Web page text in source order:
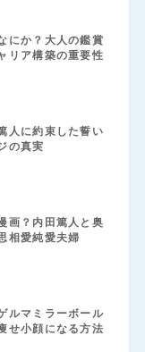
にか？大人の鑑賞
リア構築の重要性
人に約束した誓い
の真実
画？内田篤人と奥
相愛純愛夫婦
ルマミラーボール
せ小顔になる方法